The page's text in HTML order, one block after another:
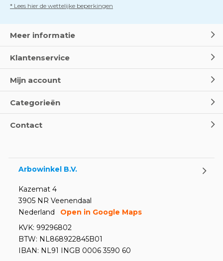
* Lees hier de wettelijke beperkingen
Meer informatie
Klantenservice
Mijn account
Categorieën
Contact
Arbowinkel B.V.
Kazemat 4
3905 NR Veenendaal
Nederland
Open in Google Maps
KVK: 99296802
BTW: NL868922845B01
IBAN: NL91 INGB 0006 3590 60